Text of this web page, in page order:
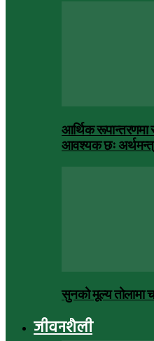
आर्थिक रूपान्तरणमा
आवश्यक छः
सुनको मूल्य तोलामा
जीवनशैली